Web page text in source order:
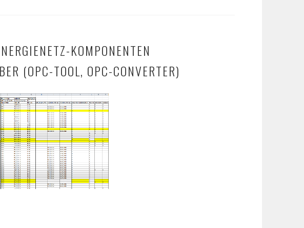
KOMPONENTEN
(OPC-TOOL, OPC-CONVERTER)